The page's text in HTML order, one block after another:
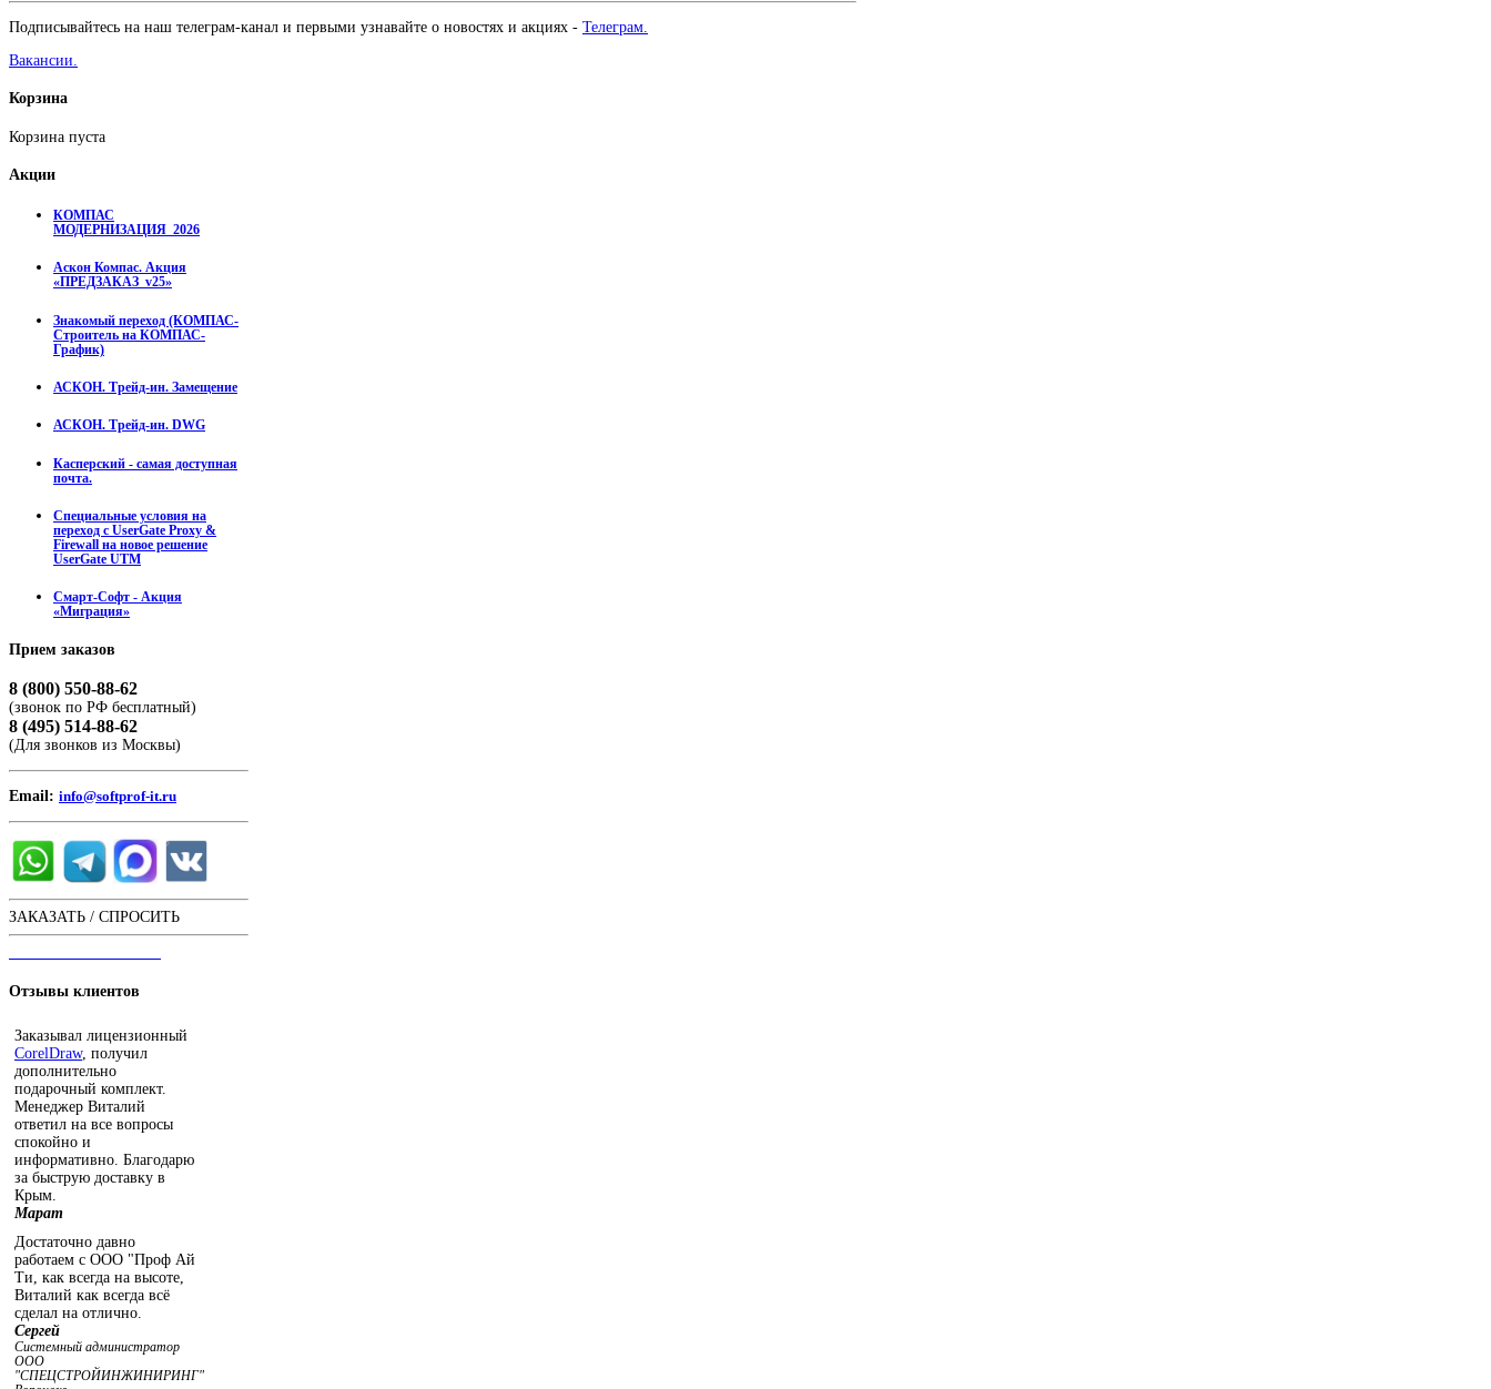
Подписывайтесь на наш телеграм-канал и первыми узнавайте о новостях и акциях - Телеграм.
Вакансии.
Корзина
Корзина пуста
Акции
КОМПАС
МОДЕРНИЗАЦИЯ_2026
Аскон Компас. Акция
«ПРЕДЗАКАЗ_v25»
Знакомый переход (КОМПАС-
Строитель на КОМПАС-
График)
АСКОН. Трейд-ин. Замещение
АСКОН. Трейд-ин. DWG
Касперский - самая доступная
почта.
Специальные условия на
переход с UserGate Proxy &
Firewall на новое решение
UserGate UTM
Смарт-Софт - Акция
«Миграция»
Прием заказов
8 (800) 550-88-62
(звонок по РФ бесплатный)
8 (495) 514-88-62
(Для звонков из Москвы)
Email: info@softprof-it.ru
ЗАКАЗАТЬ / СПРОСИТЬ
Отзывы клиентов
Заказывал лицензионный
CorelDraw, получил
дополнительно
подарочный комплект.
Менеджер Виталий
ответил на все вопросы
спокойно и
информативно. Благодарю
за быструю доставку в
Крым.
Марат
Достаточно давно
работаем с ООО "Проф Ай
Ти, как всегда на высоте,
Виталий как всегда всё
сделал на отлично.
Сергей
Системный администратор
ООО
"СПЕЦСТРОЙИНЖИНИРИНГ"